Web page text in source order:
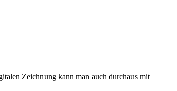
Zeichnung kann man auch durchaus mit